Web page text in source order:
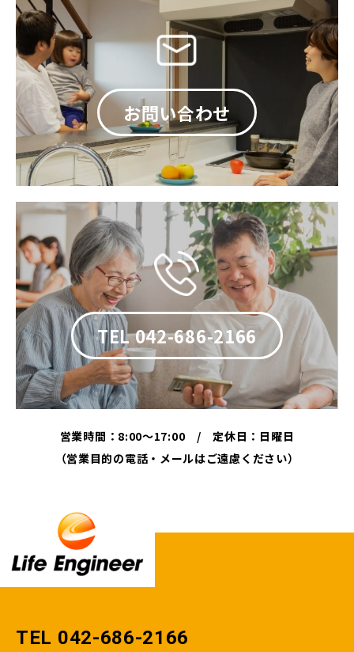
お問い合わせ
TEL 042-686-2166
営業時間：8:00～17:00 / 定休日：日曜日
（営業目的の電話・メールはご遠慮ください）
TEL 042-686-2166